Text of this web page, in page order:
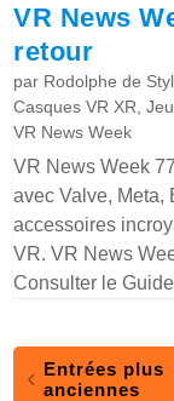
VR News
retour
par Rodolphe de
Casques VR XR ,
VR News Week
VR News Week
avec Valve, Meta,
accessoires
VR. VR News
Consulter le
Entrées plus
anciennes